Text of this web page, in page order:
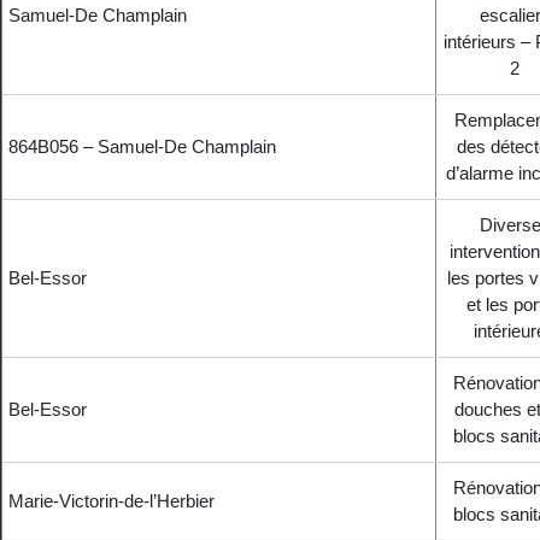
Samuel-De Champlain
intérieurs –
2
864B056 – Samuel-De Champlain
des
d’alarme
Bel-Essor
les portes
et les
Bel-Essor
douches
blocs
Marie-Victorin-de-l’Herbier
blocs